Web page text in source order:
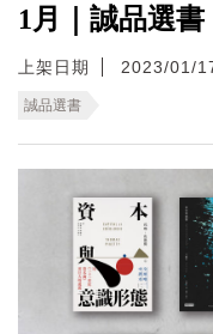
1月｜誠品選
上架日期 2023/01/
誠品選書